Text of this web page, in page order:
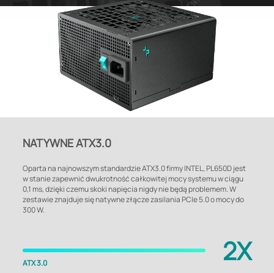
NATYWNE ATX3.0
Oparta na najnowszym standardzie ATX3.0 firmy INTEL, PL650D jest
w stanie zapewnić dwukrotność całkowitej mocy systemu w ciągu
0,1 ms, dzięki czemu skoki napięcia nigdy nie będą problemem. W
zestawie znajduje się natywne złącze zasilania PCIe 5.0 o mocy do
300 W.
2X
ATX 3.0